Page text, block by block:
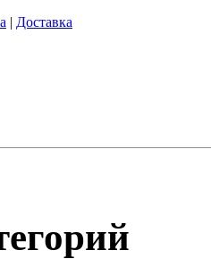
| Доставка